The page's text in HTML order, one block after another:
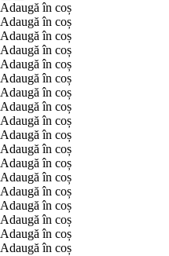
Adaugă în coș
Adaugă în coș
Adaugă în coș
Adaugă în coș
Adaugă în coș
Adaugă în coș
Adaugă în coș
Adaugă în coș
Adaugă în coș
Adaugă în coș
Adaugă în coș
Adaugă în coș
Adaugă în coș
Adaugă în coș
Adaugă în coș
Adaugă în coș
Adaugă în coș
Adaugă în coș